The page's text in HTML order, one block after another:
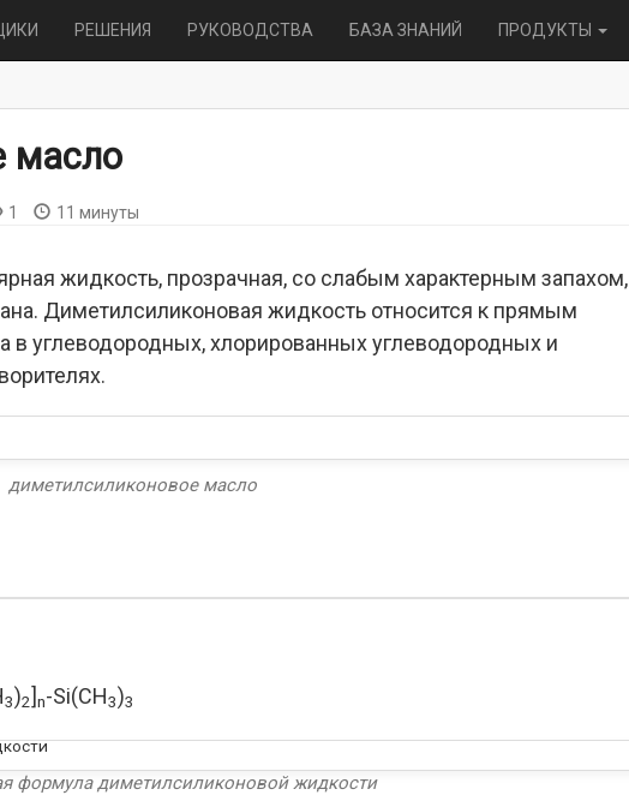
РЕШЕНИЯ РУКОВОДСТВА БАЗА ЗНАНИЙ ПРОДУКТЫ
масло
1 11 минуты
жидкость, прозрачная, со слабым характерным запахом,
Диметилсиликоновая жидкость относится к прямым
углеводородных, хлорированных углеводородных и
диметилсиликоновое масло
3)2]n-Si(CH3)3
формула диметилсиликоновой жидкости